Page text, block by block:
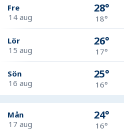
Fre
14 aug
28°
18°
Lör
15 aug
26°
17°
Sön
16 aug
25°
16°
Mån
17 aug
24°
16°